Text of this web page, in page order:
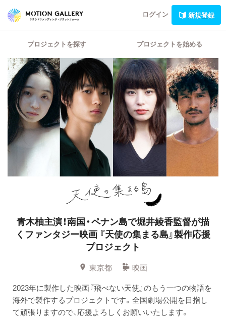
ログイン 新規登録
プロジェクトを探す プロジェクトを始める
青木柚主演！南国・ペナン島で堀井綾香監督が描
くファンタジー映画 『天使の集まる島』製作応援
プロジェクト
東京都
映画
2023年に製作した映画『飛べない天使』のもう一つの物語を
海外で製作するプロジェクトです。全国劇場公開を目指し
て頑張りますので、応援よろしくお願いいたします。